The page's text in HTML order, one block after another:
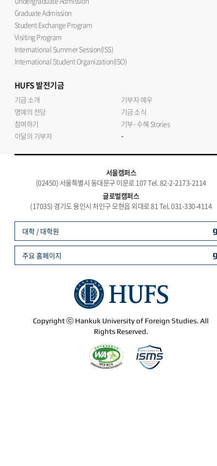
Graduate Admission
Student Exchange Program
Visiting Program
International Summer Session(ISS)
International Student Organization(ISO)
HUFS발전기금
기금 소개
기부자 예우
명예의 전당
기금 소식
참여하기
기부·수혜 Stories
이달의 기부자
-
서울캠퍼스
(02450) 서울특별시 동대문구 이문로 107 Tel. 82-2-2173-2114
글로벌캠퍼스
(17035) 경기도 용인시 처인구 모현읍 외대로 81 Tel. 031-330-4114
Copyright ⓒ Hankuk University of Foreign Studies. All
Rights Reserved.
대학 / 대학원
주요 홈페이지